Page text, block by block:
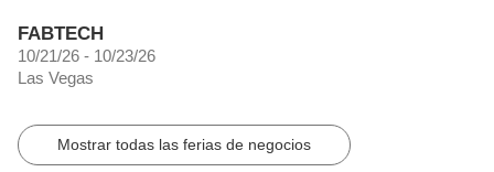
FABTECH
10/21/26 - 10/23/26
Las Vegas
Mostrar todas las ferias de negocios